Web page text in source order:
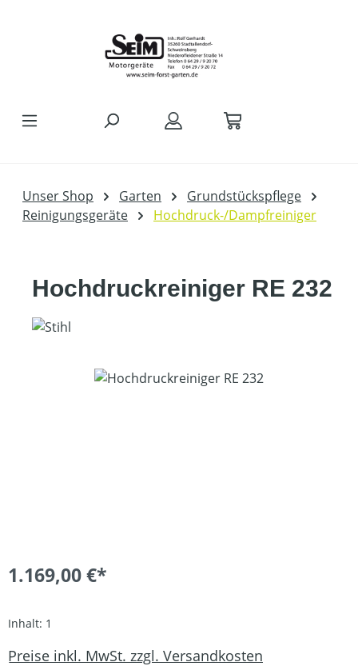
Unser Shop Garten
Grundstückspflege
Reinigungsgeräte
Hochdruck-/Dampfreiniger
Hochdruckreiniger RE 232
Bildergalerie überspringen
1.169,00 €*
Inhalt: 1
Preise inkl. MwSt. zzgl. Versandkosten